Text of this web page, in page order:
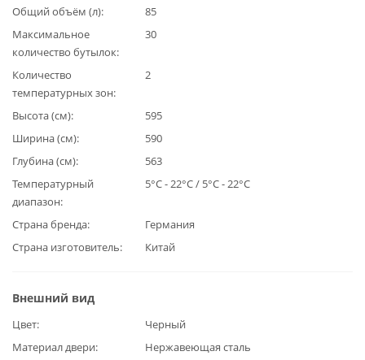
Общий объём (л)
85
Максимальное
количество бутылок
30
Количество
температурных зон
2
Высота (см)
595
Ширина (см)
590
Глубина (см)
563
Температурный
диапазон
5°C - 22°C / 5°C - 22°C
Страна бренда
Германия
Страна изготовитель
Китай
Внешний вид
Цвет
Черный
Материал двери
Нержавеющая сталь